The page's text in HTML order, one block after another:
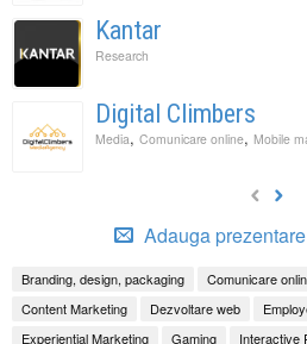
Kantar
Research
Digital Climbers
Media, Comunicare online, Mobile
Adauga
Branding, design, packaging Comunicare
Content Marketing
Dezvoltare web
Experiential Marketing
Gaming Interactive